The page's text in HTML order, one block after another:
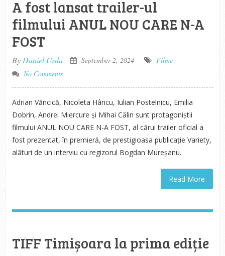
A fost lansat trailer-ul
filmului ANUL NOU CARE N-A
FOST
By Daniel Urda September 2, 2024
Filme
No Comments
Adrian Văncică, Nicoleta Hâncu, Iulian Postelnicu, Emilia
Dobrin, Andrei Miercure și Mihai Călin sunt protagoniștii
filmului ANUL NOU CARE N-A FOST, al cărui trailer oficial a
fost prezentat, în premieră, de prestigioasa publicație Variety,
alături de un interviu cu regizorul Bogdan Mureșanu.
Read More
TIFF Timișoara la prima ediție